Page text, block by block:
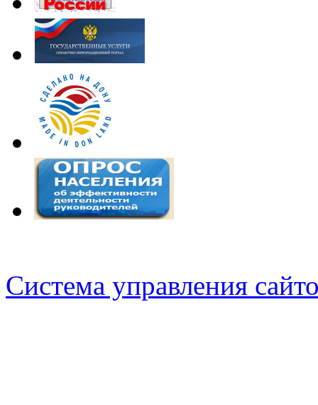
Система управления